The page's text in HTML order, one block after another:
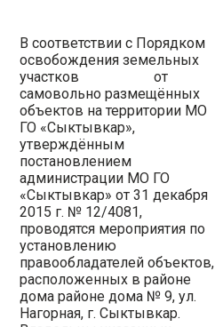
В соответствии с Порядком
освобождения земельных
участков от
самовольно размещённых
объектов на территории МО
ГО «Сыктывкар»,
утверждённым
постановлением
администрации МО ГО
«Сыктывкар» от 31 декабря
2015 г. № 12/4081,
проводятся мероприятия по
установлению
правообладателей объектов,
расположенных в районе
дома районе дома № 9, ул.
Нагорная, г. Сыктывкар.